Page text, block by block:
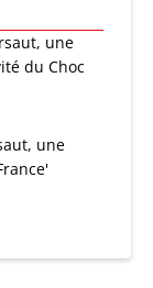
une
du Choc
une